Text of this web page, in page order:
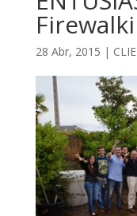
28 Abr, 2015 |